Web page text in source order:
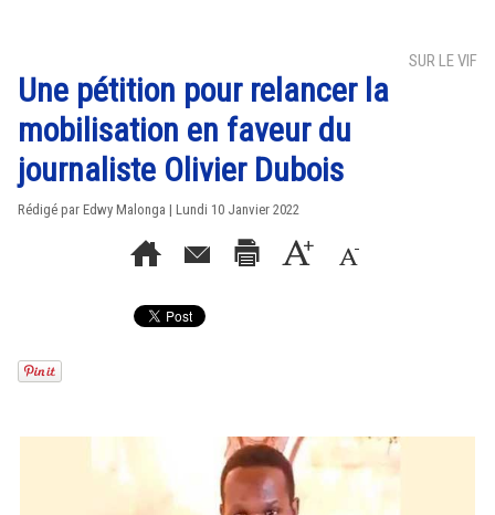
SUR LE VIF
Une pétition pour relancer la
mobilisation en faveur du
journaliste Olivier Dubois
Rédigé par Edwy Malonga | Lundi 10 Janvier 2022